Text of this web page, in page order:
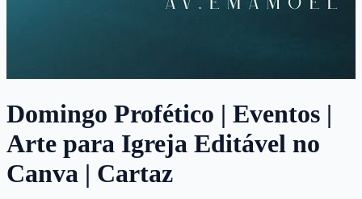
Domingo Profético | Eventos |
Arte para Igreja Editável no
Canva | Cartaz